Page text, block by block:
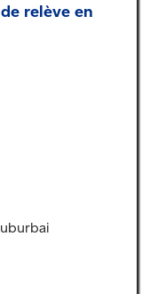
relève en